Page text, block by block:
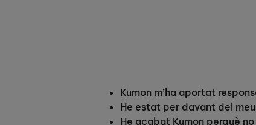
Kumon m’ha aportat
He estat per davant del
He acabat Kumon perquè